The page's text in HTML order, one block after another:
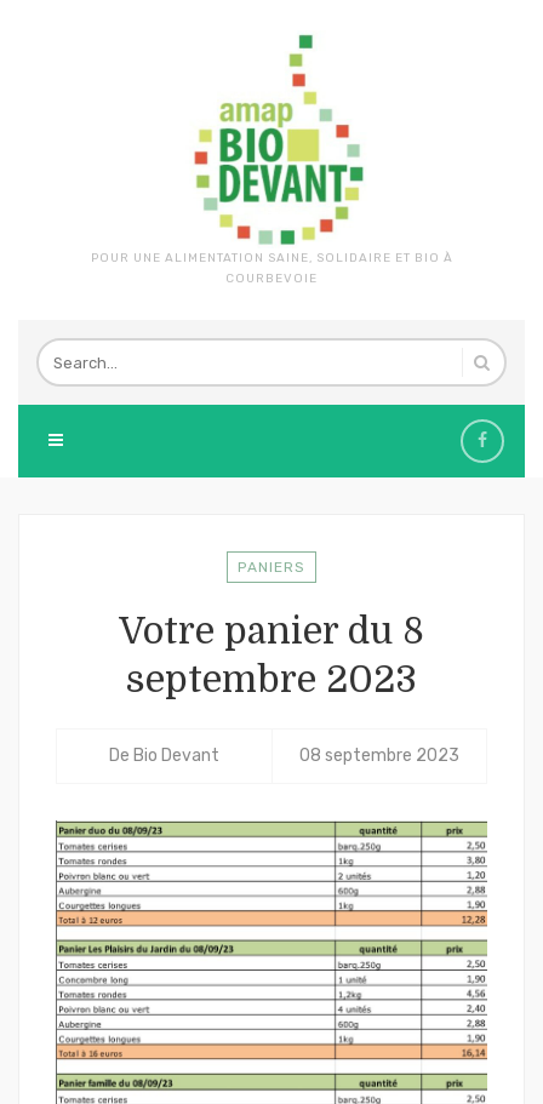
POUR UNE ALIMENTATION SAINE, SOLIDAIRE ET BIO À
COURBEVOIE
PANIERS
Votre panier du 8
septembre 2023
De Bio Devant 08 septembre 2023